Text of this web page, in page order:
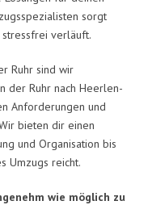
sorgt
verläuft.
Ruhr sind wir
der Ruhr nach Heerlen-
Anforderungen und
bieten dir einen
und Organisation bis
Umzugs reicht.
wie möglich zu